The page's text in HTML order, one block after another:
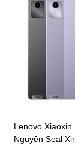
Lenovo Xiaoxin
Nguyên Seal Xịn